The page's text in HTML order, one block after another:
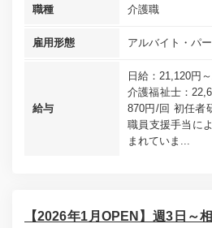
職種 介護職
雇用形態 アルバイト・パー
給与
日給：21,120円
介護福祉士：
870円/回 初任者
職員支援手当に
まれていま...
【2026年1月OPEN】週3日～